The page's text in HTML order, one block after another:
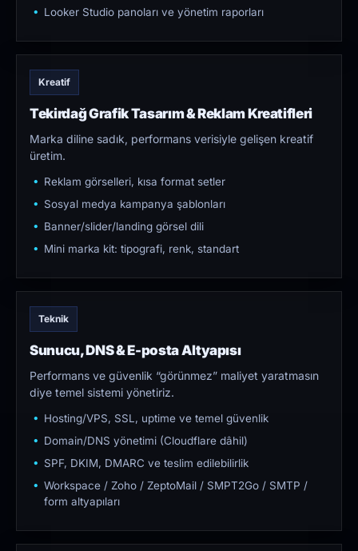
Looker Studio panoları ve yönetim raporları
Kreatif
Tekirdağ Grafik Tasarım & Reklam Kreatifleri
Marka diline sadık, performans verisiyle gelişen kreatif
üretim.
Reklam görselleri, kısa format setler
Sosyal medya kampanya şablonları
Banner/slider/landing görsel dili
Mini marka kit: tipografi, renk, standart
Teknik
Sunucu, DNS & E-posta Altyapısı
Performans ve güvenlik “görünmez” maliyet yaratmasın
diye temel sistemi yönetiriz.
Hosting/VPS, SSL, uptime ve temel güvenlik
Domain/DNS yönetimi (Cloudflare dâhil)
SPF, DKIM, DMARC ve teslim edilebilirlik
Workspace / Zoho / ZeptoMail / SMPT2Go / SMTP /
form altyapıları